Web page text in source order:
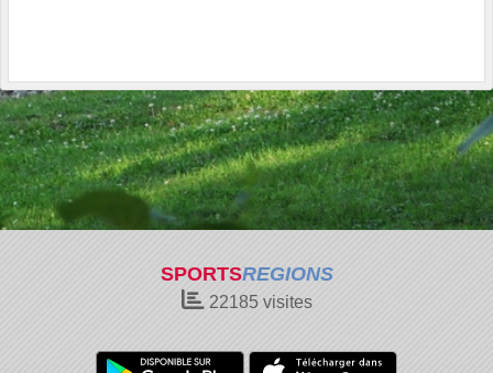
SPORTSREGIONS
22185visites